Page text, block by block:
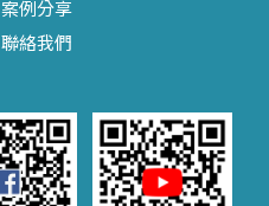
案例分享
聯絡我們